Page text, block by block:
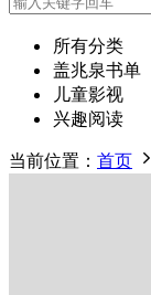
所有分类
盖兆泉书单
儿童影视
兴趣阅读
当前位置： 首页